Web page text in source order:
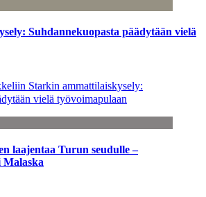
Suhdannekuopasta päädytään vielä
Starkin ammattilaiskysely:
vielä työvoimapulaan
laajentaa Turun seudulle –